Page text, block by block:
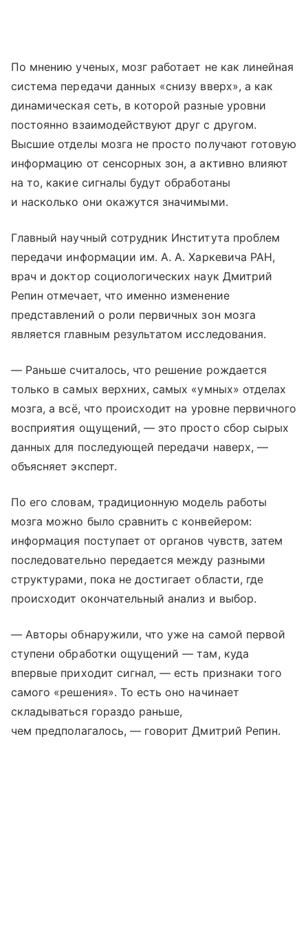
По мнению ученых, мозг работает не как линейная
система передачи данных «снизу вверх», а как
динамическая сеть, в которой разные уровни
постоянно взаимодействуют друг с другом.
Высшие отделы мозга не просто получают готовую
информацию от сенсорных зон, а активно влияют
на то, какие сигналы будут обработаны
и насколько они окажутся значимыми.
Главный научный сотрудник Института проблем
передачи информации им. А. А. Харкевича РАН,
врач и доктор социологических наук Дмитрий
Репин отмечает, что именно изменение
представлений о роли первичных зон мозга
является главным результатом исследования.
— Раньше считалось, что решение рождается
только в самых верхних, самых «умных» отделах
мозга, а всё, что происходит на уровне первичного
восприятия ощущений, — это просто сбор сырых
данных для последующей передачи наверх, —
объясняет эксперт.
По его словам, традиционную модель работы
мозга можно было сравнить с конвейером:
информация поступает от органов чувств, затем
последовательно передается между разными
структурами, пока не достигает области, где
происходит окончательный анализ и выбор.
— Авторы обнаружили, что уже на самой первой
ступени обработки ощущений — там, куда
впервые приходит сигнал, — есть признаки того
самого «решения». То есть оно начинает
складываться гораздо раньше,
чем предполагалось, — говорит Дмитрий Репин.